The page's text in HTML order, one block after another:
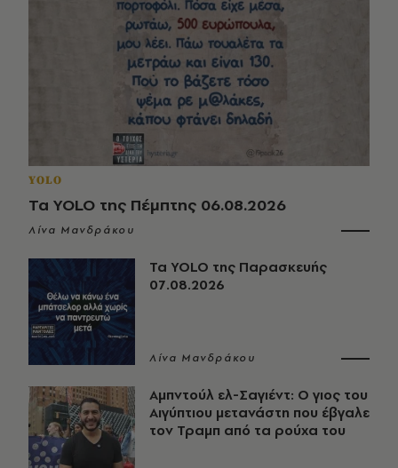
YOLO
Τα YOLO της Πέμπτης 06.08.2026
Λίνα Μανδράκου
Τα YOLO της Παρασκευής
07.08.2026
Λίνα Μανδράκου
Αμπντούλ ελ-Σαγιέντ: Ο γιος του
Αιγύπτιου μετανάστη που έβγαλε
τον Τραμπ από τα ρούχα του